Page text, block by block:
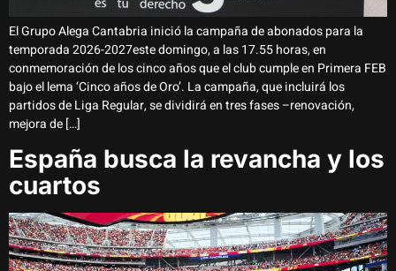
El Grupo Alega Cantabria inició la campaña de abonados para la
temporada 2026-2027este domingo, a las 17.55 horas, en
conmemoración de los cinco años que el club cumple en Primera FEB
bajo el lema ‘Cinco años de Oro’. La campaña, que incluirá los
partidos de Liga Regular, se dividirá en tres fases –renovación,
mejora de […]
España busca la revancha y los
cuartos